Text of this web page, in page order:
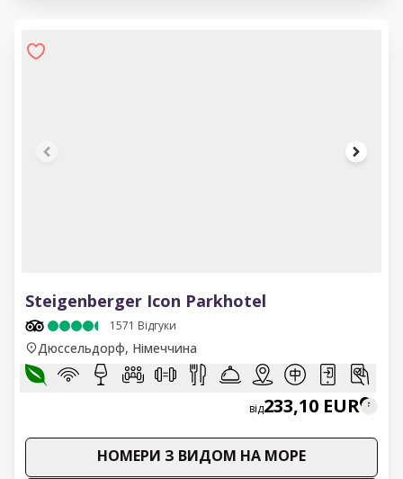
Steigenberger Icon Parkhotel
1571 Відгуки
Дюссельдорф, Німеччина
від233,10 EUR
НОМЕРИ З ВИДОМ НА МОРЕ